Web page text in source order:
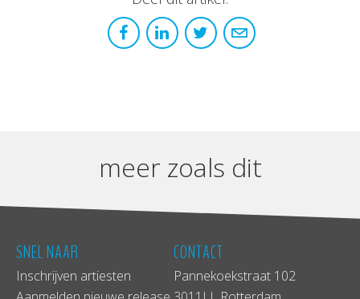
meer zoals dit
SNEL NAAR
Inschrijven artiesten
CONTACT
Pannekoekstraat 102